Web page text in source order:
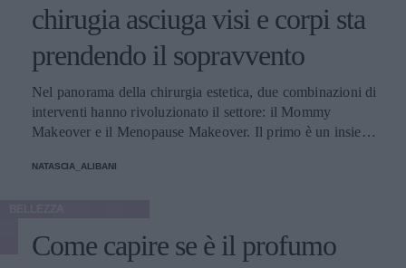
chirugia asciuga visi e corpi sta
prendendo il sopravvento
Nel panorama della chirurgia estetica, due combinazioni di
interventi hanno rivoluzionato il settore: il Mommy
Makeover e il Menopause Makeover. Il primo è un insieme
donne a recuperare la forma fisica e l'aspetto che avevano
rilassamento cutaneo o perdita di tono. Il secondo, invece,
NATASCIA_ALIBANI
Come capire se è il profumo